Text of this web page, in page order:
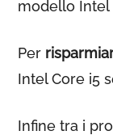
modello Intel
Per
Intel Core i5
Infine tra i